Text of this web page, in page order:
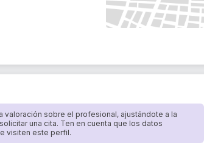
valoración sobre el profesional, ajustándote a la
una cita. Ten en cuenta que los datos
visiten este perfil.